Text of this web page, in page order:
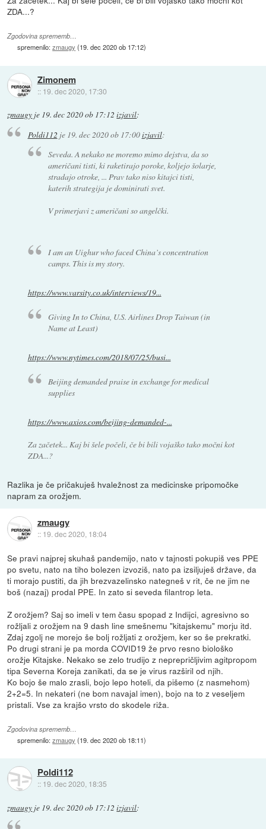
ZDA...?
Zgodovina sprememb…
spremenilo:zmaugy (19. dec 2020 ob 17:12)
Zimonem
:: 19. dec 2020, 17:30
zmaugy je 19. dec 2020 ob 17:12 izjavil:
Poldi112je 19. dec 2020 ob 17:00izjavil:
Seveda. A nekako ne moremo mimo dejstva, da so
američani tisti, ki raketirajo poroke, koljejo šolarje,
stradajo otroke, ... Prav tako niso kitajci tisti,
katerih strategija je dominirati svet.
V primerjavi z američani so angelčki.
I am an Uighur who faced China’s concentration
camps. This is my story.
https://www.varsity.co.uk/interviews/19...
Giving In to China, U.S. Airlines Drop Taiwan (in
Name at Least)
https://www.nytimes.com/2018/07/25/busi...
Beijing demanded praise in exchange for medical
supplies
https://www.axios.com/beijing-demanded-...
Za začetek... Kaj bi šele počeli, če bi bili vojaško tako močni kot
ZDA...?
Razlika je če pričakuješ hvaležnost za medicinske pripomočke
napram za orožjem.
zmaugy
:: 19. dec 2020, 18:04
Se pravi najprej skuhaš pandemijo, nato v tajnosti pokupiš ves PPE
po svetu, nato na tiho bolezen izvoziš, nato pa izsiljuješ države, da
ti morajo pustiti, da jih brezvazelinsko nategneš v rit, če ne jim ne
boš (nazaj) prodal PPE. In zato si seveda filantrop leta.
Z orožjem? Saj so imeli v tem času spopad z Indijci, agresivno so
rožljali z orožjem na 9 dash line smešnemu "kitajskemu" morju itd.
Zdaj zgolj ne morejo še bolj rožljati z orožjem, ker so še prekratki.
Po drugi strani je pa morda COVID19 že prvo resno biološko
orožje Kitajske. Nekako se zelo trudijo z neprepričljivim agitpropom
tipa Severna Koreja zanikati, da se je virus razširil od njih.
Ko bojo še malo zrasli, bojo lepo hoteli, da pišemo (z nasmehom)
2+2=5. In nekateri (ne bom navajal imen), bojo na to z veseljem
pristali. Vse za krajšo vrsto do skodele riža.
Zgodovina sprememb…
spremenilo:zmaugy (19. dec 2020 ob 18:11)
Poldi112
:: 19. dec 2020, 18:35
zmaugy je 19. dec 2020 ob 17:12 izjavil: